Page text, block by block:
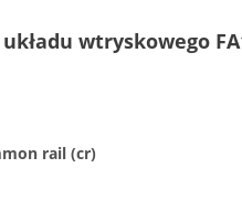
wtryskowego
rail (cr)